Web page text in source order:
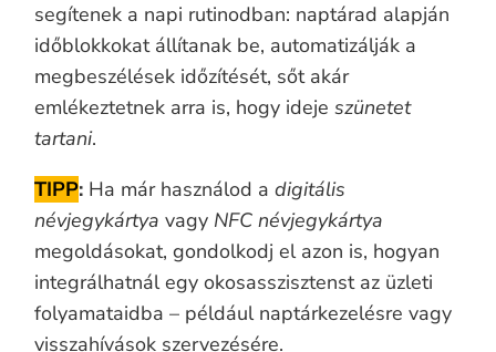
segítenek a napi rutinodban: naptárad alapján
időblokkokat állítanak be, automatizálják a
megbeszélések időzítését, sőt akár
emlékeztetnek arra is, hogy ideje szünetet
tartani.
TIPP: Ha már használod a digitális
névjegykártya vagy NFC névjegykártya
megoldásokat, gondolkodj el azon is, hogyan
integrálhatnál egy okosasszisztenst az üzleti
folyamataidba – például naptárkezelésre vagy
visszahívások szervezésére.